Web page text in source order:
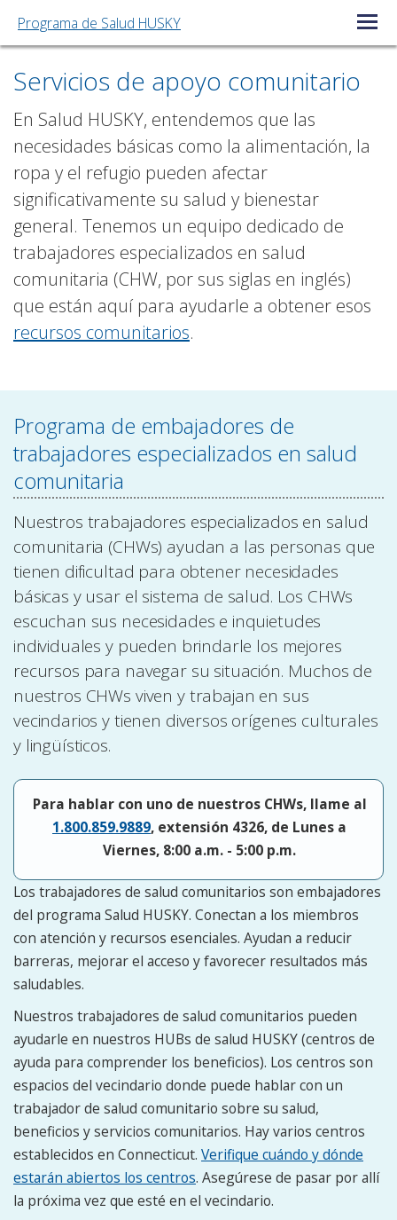
Programa de Salud HUSKY Menú
Servicios de apoyo comunitario
En Salud HUSKY, entendemos que las
necesidades básicas como la alimentación, la
ropa y el refugio pueden afectar
significativamente su salud y bienestar
general. Tenemos un equipo dedicado de
trabajadores especializados en salud
comunitaria (CHW, por sus siglas en inglés)
que están aquí para ayudarle a obtener esos
recursos comunitarios.
Programa de embajadores de
trabajadores especializados en salud
comunitaria
Nuestros trabajadores especializados en salud
comunitaria (CHWs) ayudan a las personas que
tienen dificultad para obtener necesidades
básicas y usar el sistema de salud. Los CHWs
escuchan sus necesidades e inquietudes
individuales y pueden brindarle los mejores
recursos para navegar su situación. Muchos de
nuestros CHWs viven y trabajan en sus
vecindarios y tienen diversos orígenes culturales
y lingüísticos.
Para hablar con uno de nuestros CHWs, llame al
1.800.859.9889, extensión 4326, de Lunes a
Viernes, 8:00 a.m. - 5:00 p.m.
Los trabajadores de salud comunitarios son embajadores
del programa Salud HUSKY. Conectan a los miembros
con atención y recursos esenciales. Ayudan a reducir
barreras, mejorar el acceso y favorecer resultados más
saludables.
Nuestros trabajadores de salud comunitarios pueden
ayudarle en nuestros HUBs de salud HUSKY (centros de
ayuda para comprender los beneficios). Los centros son
espacios del vecindario donde puede hablar con un
trabajador de salud comunitario sobre su salud,
beneficios y servicios comunitarios. Hay varios centros
establecidos en Connecticut. Verifique cuándo y dónde
estarán abiertos los centros. Asegúrese de pasar por allí
la próxima vez que esté en el vecindario.